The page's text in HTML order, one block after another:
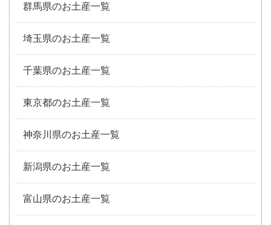
群馬県のお土産一覧
埼玉県のお土産一覧
千葉県のお土産一覧
東京都のお土産一覧
神奈川県のお土産一覧
新潟県のお土産一覧
富山県のお土産一覧